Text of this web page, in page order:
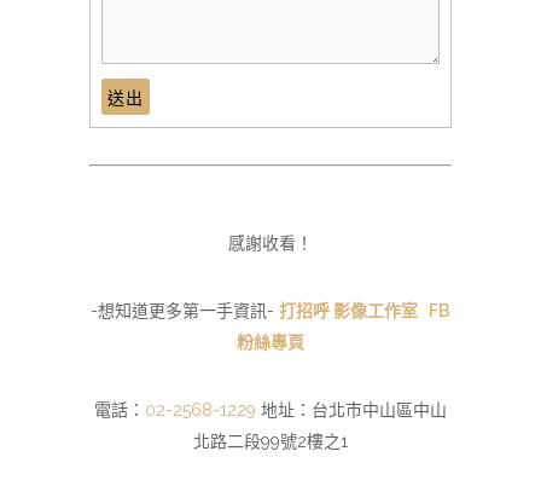
感謝收看！
-想知道更多第一手資訊- 打招呼 影像工作室 FB
粉絲專頁
電話： 02-2568-1229 地址：台北市中山區中山
北路二段99號2樓之1